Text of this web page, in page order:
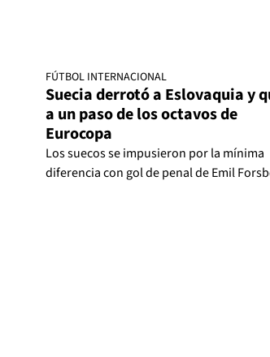
FÚTBOL INTERNACIONAL
Suecia derrotó a Eslovaquia y
a un paso de los octavos de
Eurocopa
Los suecos se impusieron por la mínima
diferencia con gol de penal de Emil